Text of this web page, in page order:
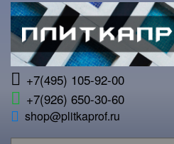
+7(495) 105-92-00
+7(926) 650-30-60
shop@plitkaprof.ru